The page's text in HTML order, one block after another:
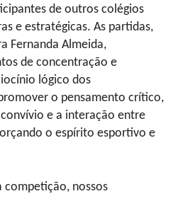
de outros colégios
e estratégicas. As partidas,
Fernanda Almeida,
de concentração e
lógico dos
o pensamento crítico,
e a interação entre
o espírito esportivo e
competição, nossos